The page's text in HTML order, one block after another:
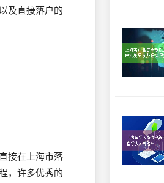
及直接落户的
接在上海市落
，许多优秀的